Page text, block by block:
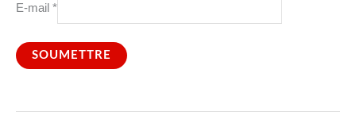
E-mail *